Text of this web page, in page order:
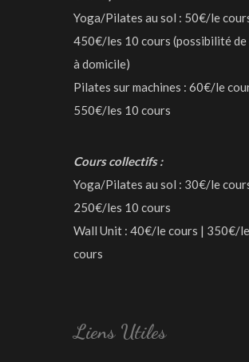
Yoga/Pilates au sol : 50€/le
450€/les 10 cours (possibilité de
à domicile)
Pilates sur machines : 60€/le
550€/les 10 cours
Cours collectifs :
Yoga/Pilates au sol : 30€/le
250€/les 10 cours
Wall Unit : 40€/le cours | 350€/
cours
Liens Utiles